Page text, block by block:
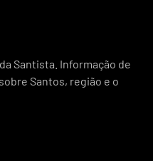
Santista. Informação de
Santos, região e o